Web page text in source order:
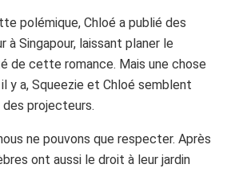
polémique, Chloé a publié des
à Singapour, laissant planer le
de cette romance. Mais une chose
y a, Squeezie et Chloé semblent
des projecteurs.
ne pouvons que respecter. Après
ont aussi le droit à leur jardin